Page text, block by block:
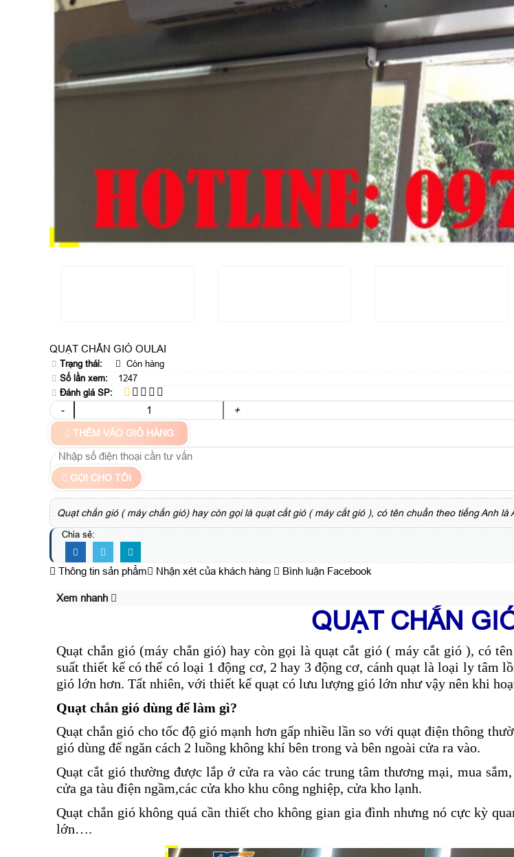
QUẠT CHẮN GIÓ OULAI
Trạng thái:
Còn hàng
Số lần xem:
1247
Đánh giá SP:
- +
THÊM VÀO GIỎ HÀNG
GỌI CHO TÔI
Quạt chắn gió ( máy chắn gió) hay còn gọi là quạt cắt gió ( máy cắt gió ), có tên chuẩn theo tiếng Anh là
Chia sẻ:
Thông tin sản phẩm Nhận xét của khách hàng Bình luận Facebook
Xem nhanh
QUẠT CHẮN
Quạt chắn gió (máy chắn gió) hay còn gọi là quạt cắt gió ( máy cắt gió ), có
suất thiết kế có thể có loại 1 động cơ, 2 hay 3 động cơ, cánh quạt là loại ly tâm
gió lớn hơn. Tất nhiên, với thiết kế quạt có lưu lượng gió lớn như vậy nên khi
Quạt chắn gió dùng để làm gì?
Quạt chắn gió cho tốc độ gió mạnh hơn gấp nhiều lần so với quạt điện thông
gió dùng để ngăn cách 2 luồng không khí bên trong và bên ngoài cửa ra vào.
Quạt cắt gió thường được lắp ở cửa ra vào các trung tâm thương mại, mua
cửa ga tàu điện ngầm,các cửa kho khu công nghiệp, cửa kho lạnh.
Quạt chắn gió không quá cần thiết cho không gian gia đình nhưng nó cực kỳ
lớn….